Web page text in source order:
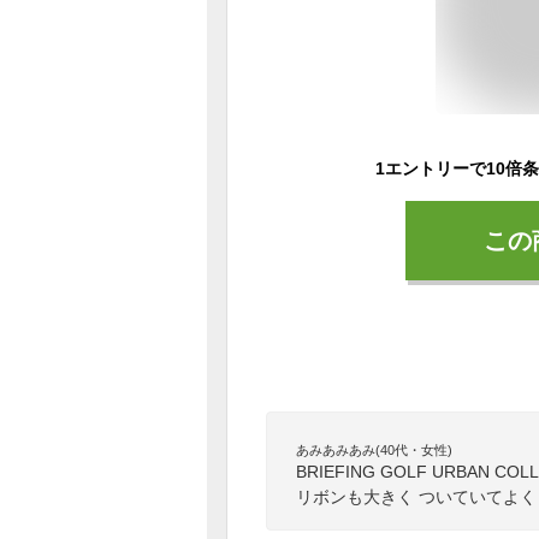
こ
あみあみあみ(40代・女性)
BRIEFING GOLF URBAN
リボンも大きく ついていてよ